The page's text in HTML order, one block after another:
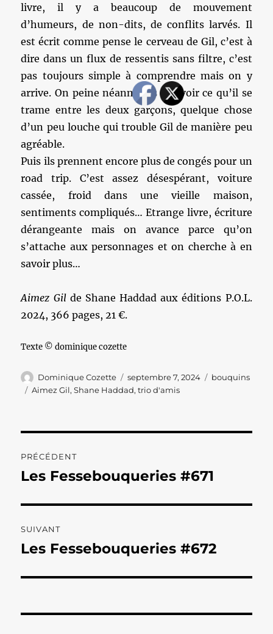
livre, il y a beaucoup de mouvement
d’humeurs, de non-dits, de conflits larvés. Il
est écrit comme pense le cerveau de Gil, c’est à
dire dans un flux de ressentis sans filtre, c’est
pas toujours simple à comprendre mais on y
arrive. On peine néanmoins à savoir ce qu’il se
trame entre les deux garçons, quelque chose
d’un peu louche qui trouble Gil de manière peu
agréable.
Puis ils prennent encore plus de congés pour un
road trip. C’est assez désespérant, voiture
cassée, froid dans une vieille maison,
sentiments compliqués… Etrange livre, écriture
dérangeante mais on avance parce qu’on
s’attache aux personnages et on cherche à en
savoir plus…
Aimez Gil de Shane Haddad aux éditions P.O.L.
2024, 366 pages, 21 €.
Texte © dominique cozette
Auteur
Dominique Cozette
Publié
le
septembre 7, 2024 Catégories
bouquins
Étiquettes
Aimez Gil,Shane Haddad,trio d'amis
de
PRÉCÉDENT
Publication
Les Fessebouqueries #671
SUIVANT
Publication
Les Fessebouqueries #672